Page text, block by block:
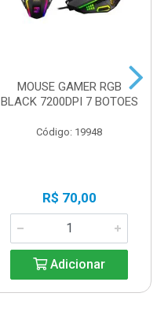
MOUSE GAMER RGB
BLACK 7200DPI 7 BOTOES
Código: 19948
R$ 70,00
Adicionar